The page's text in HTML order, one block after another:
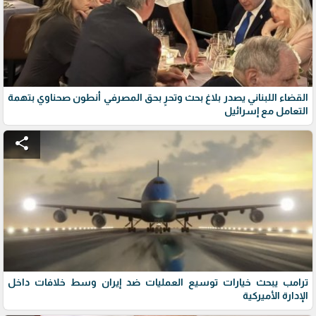
القضاء اللبناني يصدر بلاغ بحث وتحرٍ بحق المصرفي أنطون صحناوي بتهمة
التعامل مع إسرائيل
share
ترامب يبحث خيارات توسيع العمليات ضد إيران وسط خلافات داخل
الإدارة الأميركية